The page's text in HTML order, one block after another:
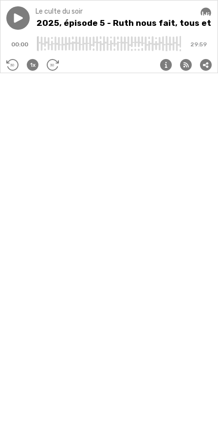
Play episodeCarême 2025, épisode 5 - Ruth nous fait, tous et
Le culte du soir
Carême 2025, épisode 5 - Ruth nous fait, tous et
00:00 29:59
30 1x 30